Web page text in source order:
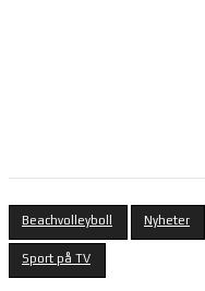
Beachvolleyboll Nyheter
Sport på TV